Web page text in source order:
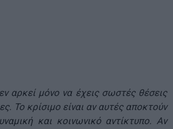
αρκεί μόνο να έχεις σωστές θέσεις
Το κρίσιμο είναι αν αυτές αποκτούν
και κοινωνικό αντίκτυπο. Αν